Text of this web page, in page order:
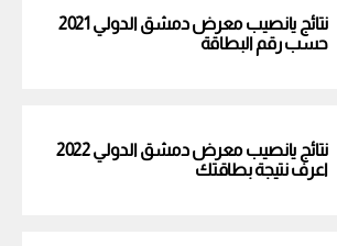
نتائج يانصيب معرض دمشق الدولي 2021
حسب رقم البطاقة
نتائج يانصيب معرض دمشق الدولي 2022
اعرف نتيجة بطاقتك